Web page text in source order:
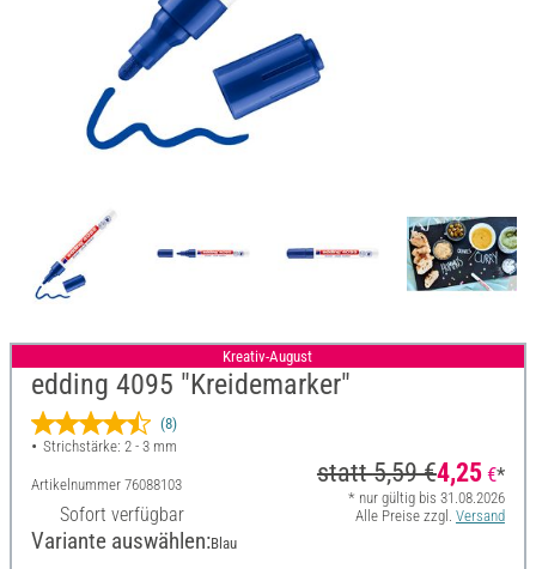
Kreativ-August
edding 4095 "Kreidemarker"
(8)
Strichstärke: 2 - 3 mm
Artikelnummer 76088103
Sofort verfügbar
statt5,59 €4,25 €*
* nur gültig bis 31.08.2026
Alle Preise zzgl. Versand
Variante auswählen:Blau